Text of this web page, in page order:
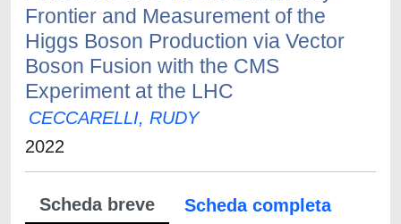
Frontier and Measurement of the
Higgs Boson Production via Vector
Boson Fusion with the CMS
Experiment at the LHC
CECCARELLI, RUDY
2022
Scheda breve
Scheda completa